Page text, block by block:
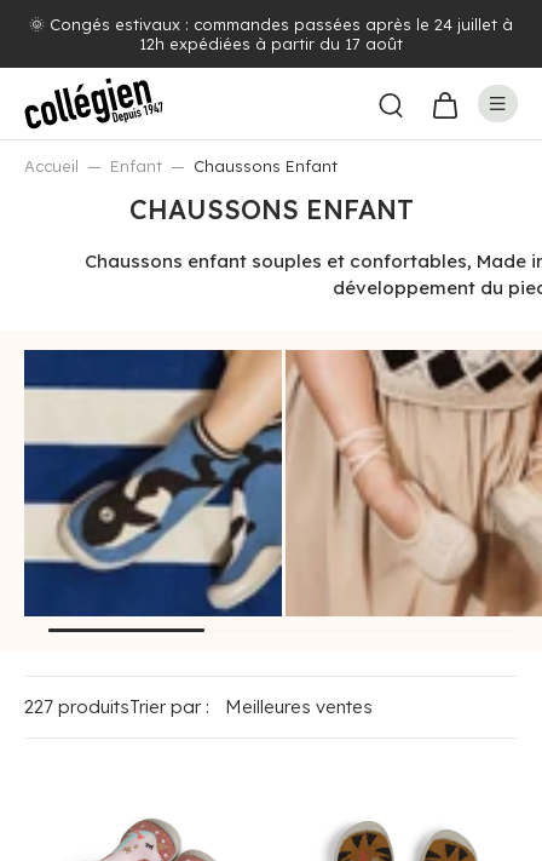
🌞 Congés estivaux : commandes passées après le 24 juillet à
12h expédiées à partir du 17 août
Accueil Enfant Chaussons Enfant
CHAUSSONS ENFANT
Chaussons enfant souples et confortables, Made
développement du
227 produitsTrier par :